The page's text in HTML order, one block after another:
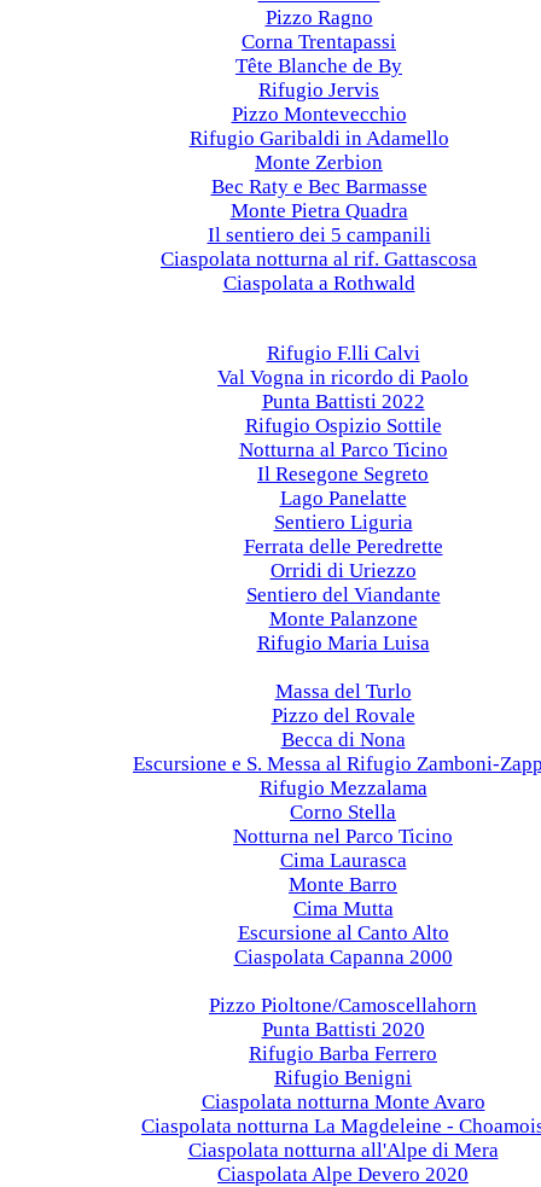
Pizzo Ragno
Corna Trentapassi
Tête Blanche de By
Rifugio Jervis
Pizzo Montevecchio
Rifugio Garibaldi in Adamello
Monte Zerbion
Bec Raty e Bec Barmasse
Monte Pietra Quadra
Il sentiero dei 5 campanili
Ciaspolata notturna al rif. Gattascosa
Ciaspolata a Rothwald
Rifugio F.lli Calvi
Val Vogna in ricordo di Paolo
Punta Battisti 2022
Rifugio Ospizio Sottile
Notturna al Parco Ticino
Il Resegone Segreto
Lago Panelatte
Sentiero Liguria
Ferrata delle Peredrette
Orridi di Uriezzo
Sentiero del Viandante
Monte Palanzone
Rifugio Maria Luisa
Massa del Turlo
Pizzo del Rovale
Becca di Nona
Escursione e S. Messa al Rifugio Zamboni-
Rifugio Mezzalama
Corno Stella
Notturna nel Parco Ticino
Cima Laurasca
Monte Barro
Cima Mutta
Escursione al Canto Alto
Ciaspolata Capanna 2000
Pizzo Pioltone/Camoscellahorn
Punta Battisti 2020
Rifugio Barba Ferrero
Rifugio Benigni
Ciaspolata notturna Monte Avaro
Ciaspolata notturna La Magdeleine -
Ciaspolata notturna all'Alpe di Mera
Ciaspolata Alpe Devero 2020